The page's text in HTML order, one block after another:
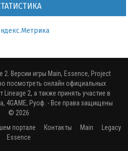
2. Версии игры Main, Essence, Project
посмотреть онлайн официальных
Lineage 2, а также принять участие в
4GAME, Руоф. - Все права защищены
© 2026
портале Контакты Main
Legacy
Essence